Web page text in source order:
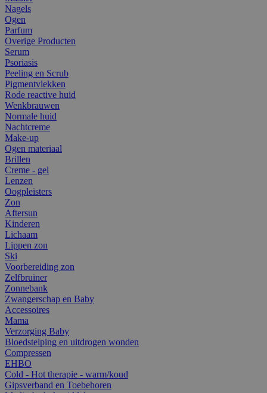
Nagels
Ogen
Parfum
Overige Producten
Serum
Psoriasis
Peeling en Scrub
Pigmentvlekken
Rode reactive huid
Wenkbrauwen
Normale huid
Nachtcreme
Make-up
Ogen materiaal
Brillen
Creme - gel
Lenzen
Oogpleisters
Zon
Aftersun
Kinderen
Lichaam
Lippen zon
Ski
Voorbereiding zon
Zelfbruiner
Zonnebank
Zwangerschap en Baby
Accessoires
Mama
Verzorging Baby
Bloedstelping en uitdrogen wonden
Compressen
EHBO
Cold - Hot therapie - warm/koud
Gipsverband en Toebehoren